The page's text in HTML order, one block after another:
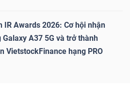
IR Awards 2026: Cơ hội nhận
Galaxy A37 5G và trở thành
VietstockFinance hạng PRO